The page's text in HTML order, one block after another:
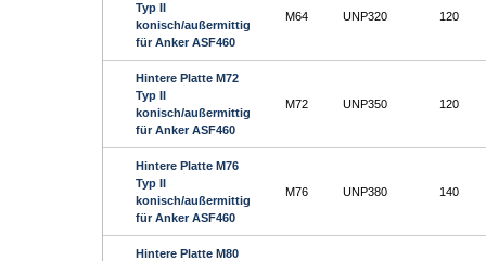
Typ II
konisch/außermittig
für Anker ASF460
M64 UNP320 120
Hintere Platte M72
Typ II
konisch/außermittig
für Anker ASF460
M72 UNP350 120
Hintere Platte M76
Typ II
konisch/außermittig
für Anker ASF460
M76 UNP380 140
Hintere Platte M80